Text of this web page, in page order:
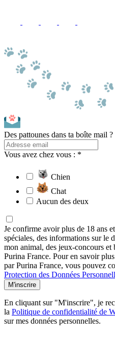
Des pattounes dans ta boîte mail ?
Vous avez chez vous : *
Chien
Chat
Aucun des deux
Je confirme avoir plus de 18 ans
spéciales, des informations sur le
mon animal, des jeux-concours et
Purina France. Pour en savoir
par Purina France, vous pouvez
Protection des Données
M'inscrire
En cliquant sur "M'inscrire", je
la Politique de confidentialité de
sur mes données personnelles.